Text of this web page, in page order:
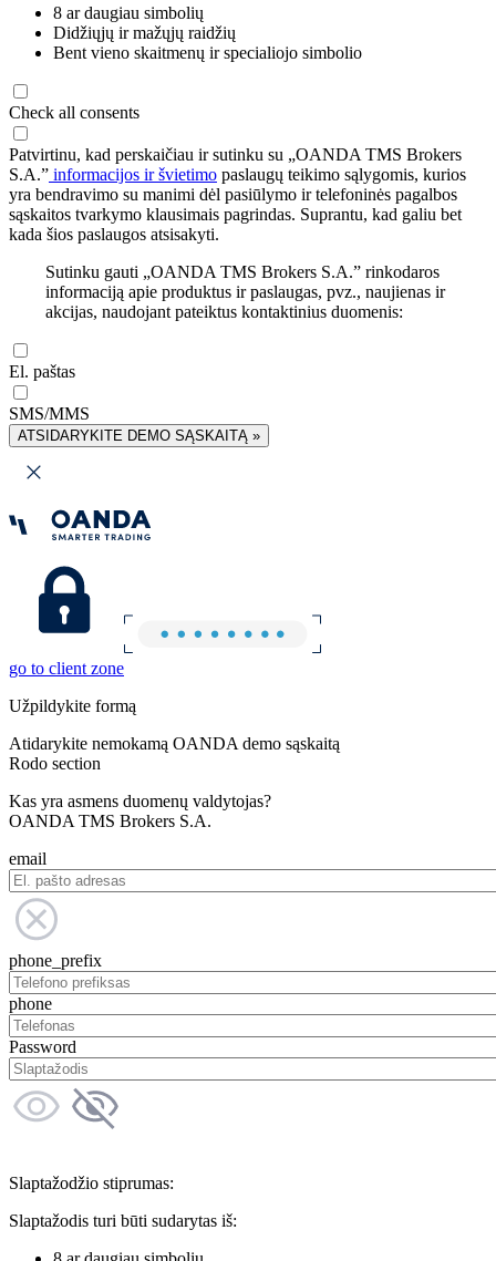
8 ar daugiau simbolių
Didžiųjų ir mažųjų raidžių
Bent vieno skaitmenų ir specialiojo simbolio
Check all consents
Patvirtinu, kad perskaičiau ir sutinku su „OANDA TMS Brokers
S.A.” informacijos ir švietimo paslaugų teikimo sąlygomis, kurios
yra bendravimo su manimi dėl pasiūlymo ir telefoninės pagalbos
sąskaitos tvarkymo klausimais pagrindas. Suprantu, kad galiu bet
kada šios paslaugos atsisakyti.
Sutinku gauti „OANDA TMS Brokers S.A.” rinkodaros
informaciją apie produktus ir paslaugas, pvz., naujienas ir
akcijas, naudojant pateiktus kontaktinius duomenis:
El. paštas
SMS/MMS
ATSIDARYKITE DEMO SĄSKAITĄ »
go to client zone
Užpildykite formą
Atidarykite nemokamą OANDA demo sąskaitą
Rodo section
Kas yra asmens duomenų valdytojas?
OANDA TMS Brokers S.A.
email
phone_prefix
phone
Password
Slaptažodžio stiprumas:
Slaptažodis turi būti sudarytas iš: